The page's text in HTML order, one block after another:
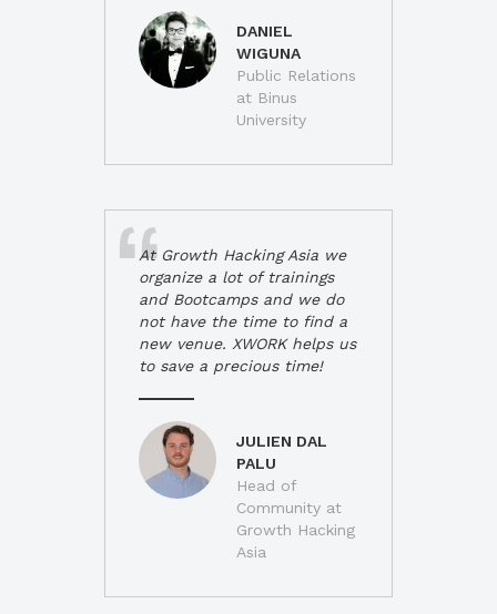
DANIEL
WIGUNA
Public Relations
at Binus
University
At Growth Hacking Asia we
organize a lot of trainings
and Bootcamps and we do
not have the time to find a
new venue. XWORK helps us
to save a precious time!
JULIEN DAL
PALU
Head of
Community at
Growth Hacking
Asia